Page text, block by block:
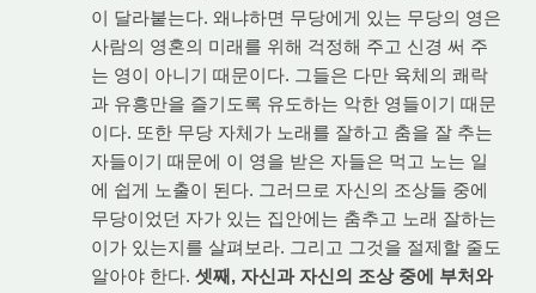
이 달라붙는다. 왜냐하면 무당에게 있는 무당의 영은
사람의 영혼의 미래를 위해 걱정해 주고 신경 써 주
는 영이 아니기 때문이다. 그들은 다만 육체의 쾌락
과 유흥만을 즐기도록 유도하는 악한 영들이기 때문
이다. 또한 무당 자체가 노래를 잘하고 춤을 잘 추는
자들이기 때문에 이 영을 받은 자들은 먹고 노는 일
에 쉽게 노출이 된다. 그러므로 자신의 조상들 중에
무당이었던 자가 있는 집안에는 춤추고 노래 잘하는
이가 있는지를 살펴보라. 그리고 그것을 절제할 줄도
알아야 한다. 셋째, 자신과 자신의 조상 중에 부처와